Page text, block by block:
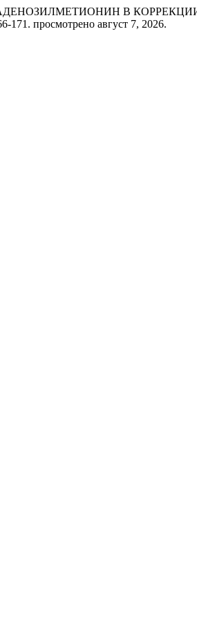
«S-АДЕНОЗИЛМЕТИОНИН В
171. просмотрено август 7, 2026.